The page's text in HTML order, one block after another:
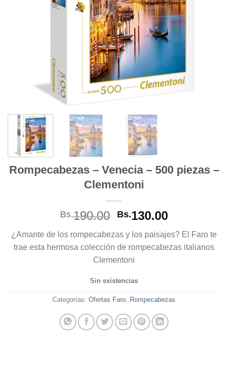
Rompecabezas – Venecia – 500 piezas –
Clementoni
Bs.190.00 El
original
era:
Bs.190.00.
Bs.130.00El
actual
es:
¿Amante de los rompecabezas y los paisajes? El Faro te
trae esta hermosa colección de rompecabezas italianos
Clementoni
Sin existencias
Categorías: Ofertas Faro Rompecabezas